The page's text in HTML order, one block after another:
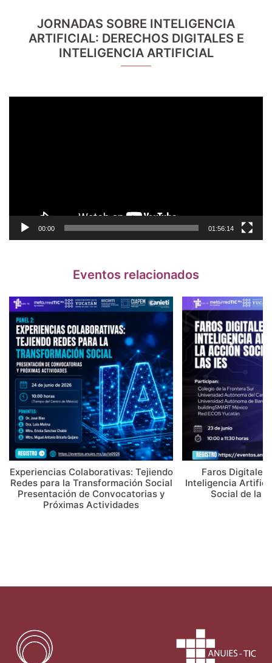
JORNADAS SOBRE INTELIGENCIA
ARTIFICIAL: DERECHOS DIGITALES E
INTELIGENCIA ARTIFICIAL
00:00 01:56:14
Eventos relacionados
Experiencias Colaborativas: Tejiendo
Redes para la Transformación Social
Presentación de Convocatorias y
Próximas Actividades
Faros
Inteligencia
Social de la